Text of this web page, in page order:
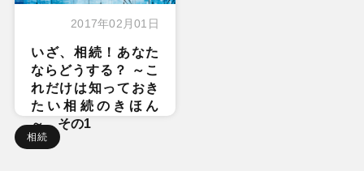
2017年02月01日
いざ、相続！あなた
ならどうする？ ～こ
れだけは知っておき
たい相続のきほん
～ その1
相続